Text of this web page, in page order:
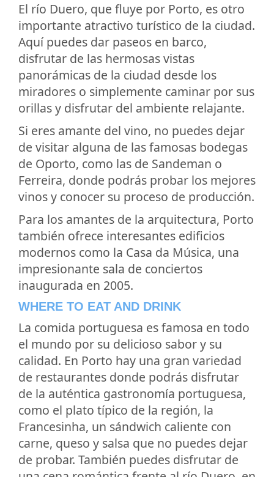
El río Duero, que fluye por Porto, es otro
importante atractivo turístico de la ciudad.
Aquí puedes dar paseos en barco,
disfrutar de las hermosas vistas
panorámicas de la ciudad desde los
miradores o simplemente caminar por sus
orillas y disfrutar del ambiente relajante.
Si eres amante del vino, no puedes dejar
de visitar alguna de las famosas bodegas
de Oporto, como las de Sandeman o
Ferreira, donde podrás probar los mejores
vinos y conocer su proceso de producción.
Para los amantes de la arquitectura, Porto
también ofrece interesantes edificios
modernos como la Casa da Música, una
impresionante sala de conciertos
inaugurada en 2005.
WHERE TO EAT AND DRINK
La comida portuguesa es famosa en todo
el mundo por su delicioso sabor y su
calidad. En Porto hay una gran variedad
de restaurantes donde podrás disfrutar
de la auténtica gastronomía portuguesa,
como el plato típico de la región, la
Francesinha, un sándwich caliente con
carne, queso y salsa que no puedes dejar
de probar. También puedes disfrutar de